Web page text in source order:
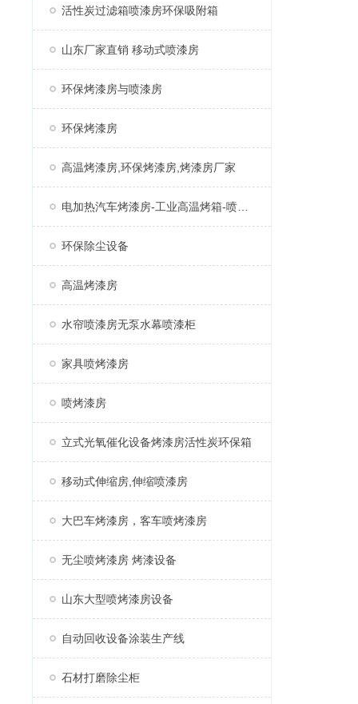
活性炭过滤箱喷漆房环保吸附箱
山东厂家直销 移动式喷漆房
环保烤漆房与喷漆房
环保烤漆房
高温烤漆房,环保烤漆房,烤漆房厂家
环保除尘设备
高温烤漆房
水帘喷漆房无泵水幕喷漆柜
家具喷烤漆房
喷烤漆房
立式光氧催化设备烤漆房活性炭环保箱
移动式伸缩房,伸缩喷漆房
大巴车烤漆房，客车喷烤漆房
无尘喷烤漆房 烤漆设备
山东大型喷烤漆房设备
自动回收设备涂装生产线
石材打磨除尘柜